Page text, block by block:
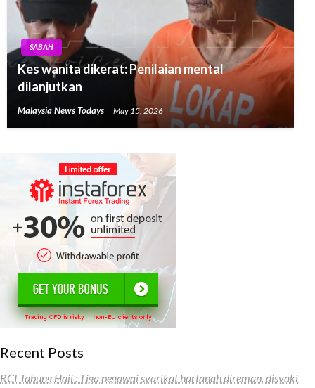
SABAH
Kes wanita dikerat: Penilaian mental
dilanjutkan
Malaysia News Todays May 15, 2026
Recent Posts
RCI Tabung Haji : Tiga pegawai syarikat hartanah direman, disyaki